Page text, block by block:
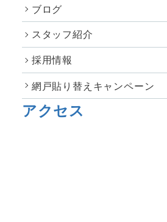
ブログ
スタッフ紹介
採用情報
網戸貼り替えキャンペーン
アクセス